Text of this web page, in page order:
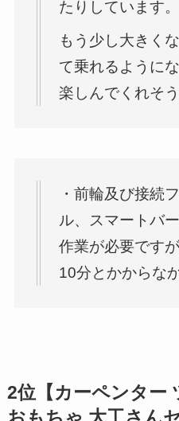
たりしています。
もう少し大きく
て乗れるように
楽しんでくれそう
・前輪及び接続
ル、スマートバ
作業が必要です
10分とかからな
2位【カーペンター